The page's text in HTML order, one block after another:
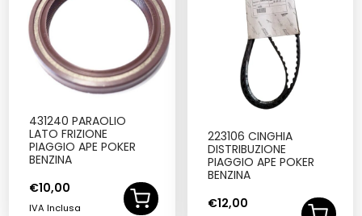
431240 PARAOLIO
LATO FRIZIONE
PIAGGIO APE POKER
BENZINA
€10,00
IVA Inclusa
223106 CINGHIA
DISTRIBUZIONE
PIAGGIO APE POKER
BENZINA
€12,00